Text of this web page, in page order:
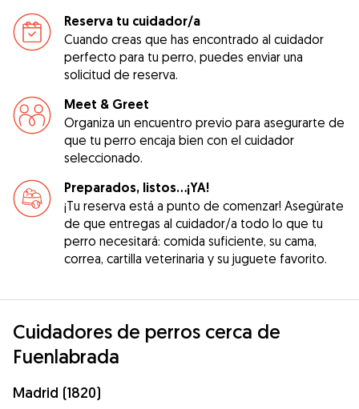
Reserva tu cuidador/a
Cuando creas que has encontrado al cuidador
perfecto para tu perro, puedes enviar una
solicitud de reserva.
Meet & Greet
Organiza un encuentro previo para asegurarte de
que tu perro encaja bien con el cuidador
seleccionado.
Preparados, listos...¡YA!
¡Tu reserva está a punto de comenzar! Asegúrate
de que entregas al cuidador/a todo lo que tu
perro necesitará: comida suficiente, su cama,
correa, cartilla veterinaria y su juguete favorito.
Cuidadores de perros cerca de
Fuenlabrada
Madrid (1820)